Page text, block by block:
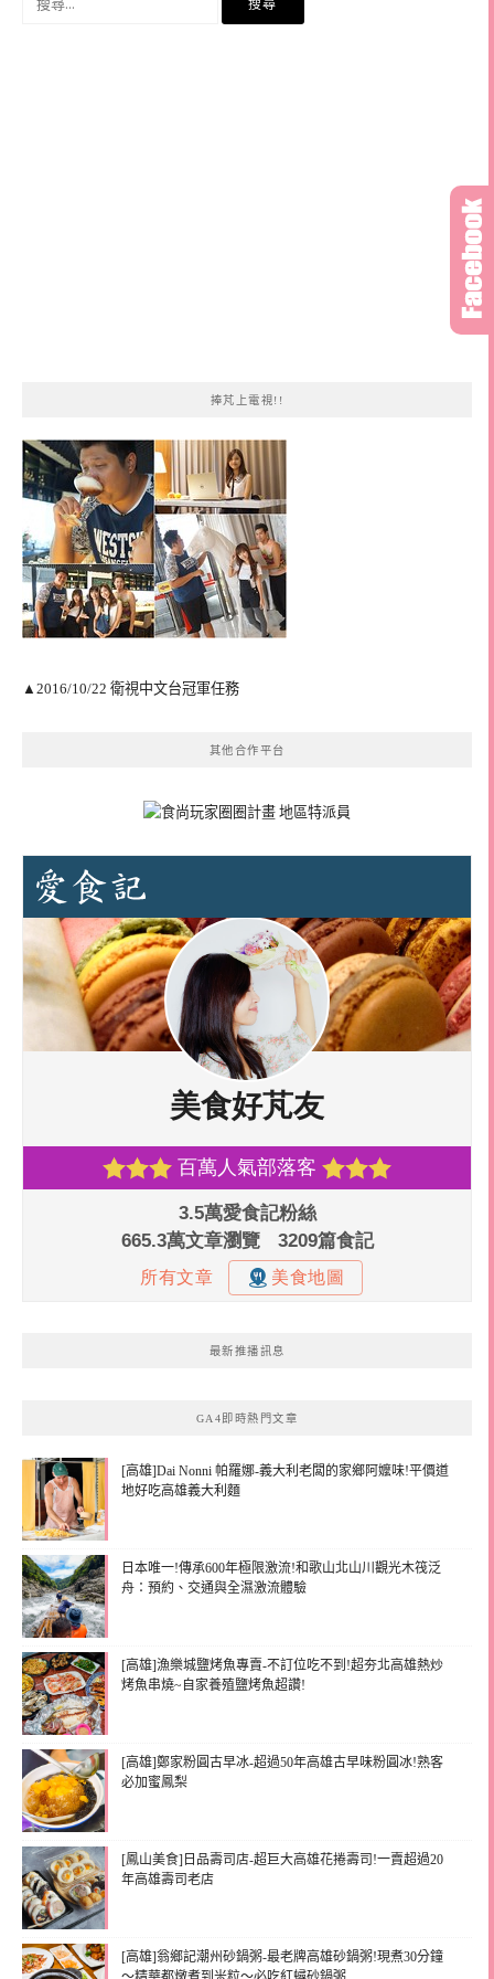
捧芃上電視!!
▲2016/10/22 衛視中文台冠軍任務
其他合作平台
最新推播訊息
GA4即時熱門文章
[高雄]Dai Nonni 帕羅娜-義大利老闆的家鄉阿嬤味!平價道
地好吃高雄義大利麵
日本唯一!傳承600年極限激流!和歌山北山川觀光木筏泛
舟：預約、交通與全濕激流體驗
[高雄]漁樂城鹽烤魚專賣-不訂位吃不到!超夯北高雄熱炒
烤魚串燒~自家養殖鹽烤魚超讚!
[高雄]鄭家粉圓古早冰-超過50年高雄古早味粉圓冰!熟客
必加蜜鳳梨
[鳳山美食]日品壽司店-超巨大高雄花捲壽司!一賣超過20
年高雄壽司老店
[高雄]翁鄉記潮州砂鍋粥-最老牌高雄砂鍋粥!現煮30分鐘